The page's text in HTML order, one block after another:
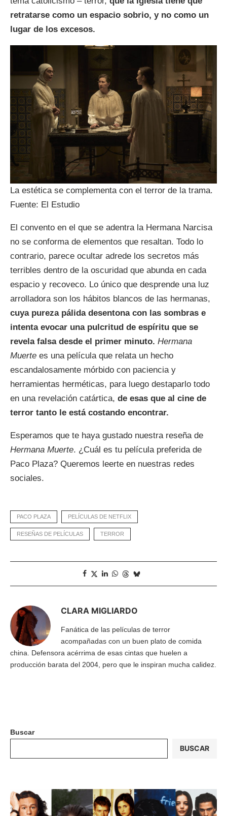
retratarse como un espacio sobrio, y no como un
lugar de los excesos.
La estética se complementa con el terror de la trama.
Fuente: El Estudio
El convento en el que se adentra la Hermana Narcisa
no se conforma de elementos que resaltan. Todo lo
contrario, parece ocultar adrede los secretos más
terribles dentro de la oscuridad que abunda en cada
espacio y recoveco. Lo único que desprende una luz
arrolladora son los hábitos blancos de las hermanas,
cuya pureza pálida desentona con las sombras e
intenta evocar una pulcritud de espíritu que se
revela falsa desde el primer minuto. Hermana
Muerte es una película que relata un hecho
escandalosamente mórbido con paciencia y
herramientas herméticas, para luego destaparlo todo
en una revelación catártica, de esas que al cine de
terror tanto le está costando encontrar.
Esperamos que te haya gustado nuestra reseña de
Hermana Muerte. ¿Cuál es tu película preferida de
Paco Plaza? Queremos leerte en nuestras redes
sociales.
PACO PLAZA PELÍCULAS DE NETFLIX
RESEÑAS DE PELÍCULAS TERROR
CLARA MIGLIARDO
Fanática de las películas de terror
acompañadas con un buen plato de comida
china. Defensora acérrima de esas cintas que huelen a
producción barata del 2004, pero que le inspiran mucha calidez.
Buscar
BUSCAR